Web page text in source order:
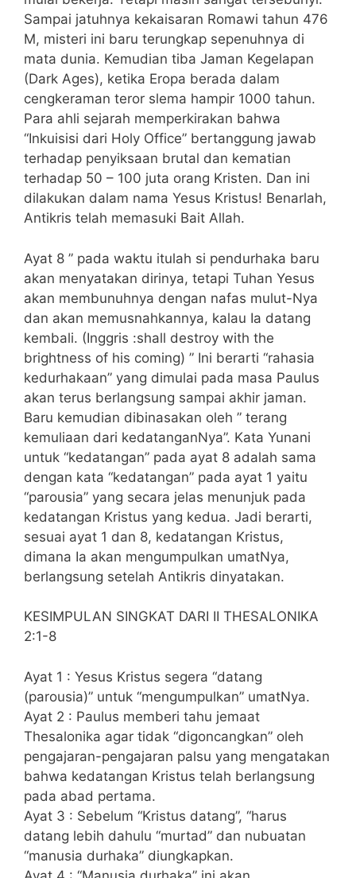
Sampai jatuhnya kekaisaran Romawi tahun 476
M, misteri ini baru terungkap sepenuhnya di
mata dunia. Kemudian tiba Jaman Kegelapan
(Dark Ages), ketika Eropa berada dalam
cengkeraman teror slema hampir 1000 tahun.
Para ahli sejarah memperkirakan bahwa
“Inkuisisi dari Holy Office” bertanggung jawab
terhadap penyiksaan brutal dan kematian
terhadap 50 – 100 juta orang Kristen. Dan ini
dilakukan dalam nama Yesus Kristus! Benarlah,
Antikris telah memasuki Bait Allah.
Ayat 8 ” pada waktu itulah si pendurhaka baru
akan menyatakan dirinya, tetapi Tuhan Yesus
akan membunuhnya dengan nafas mulut-Nya
dan akan memusnahkannya, kalau Ia datang
kembali. (Inggris :shall destroy with the
brightness of his coming) ” Ini berarti “rahasia
kedurhakaan” yang dimulai pada masa Paulus
akan terus berlangsung sampai akhir jaman.
Baru kemudian dibinasakan oleh ” terang
kemuliaan dari kedatanganNya”. Kata Yunani
untuk “kedatangan” pada ayat 8 adalah sama
dengan kata “kedatangan” pada ayat 1 yaitu
“parousia” yang secara jelas menunjuk pada
kedatangan Kristus yang kedua. Jadi berarti,
sesuai ayat 1 dan 8, kedatangan Kristus,
dimana Ia akan mengumpulkan umatNya,
berlangsung setelah Antikris dinyatakan.
KESIMPULAN SINGKAT DARI II THESALONIKA
2:1-8
Ayat 1 : Yesus Kristus segera “datang
(parousia)” untuk “mengumpulkan” umatNya.
Ayat 2 : Paulus memberi tahu jemaat
Thesalonika agar tidak “digoncangkan” oleh
pengajaran-pengajaran palsu yang mengatakan
bahwa kedatangan Kristus telah berlangsung
pada abad pertama.
Ayat 3 : Sebelum “Kristus datang”, “harus
datang lebih dahulu “murtad” dan nubuatan
“manusia durhaka” diungkapkan.